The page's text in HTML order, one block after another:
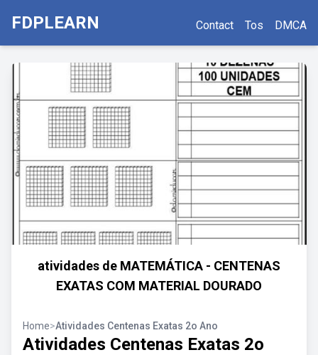
FDPLEARN Contact Tos DMCA
atividades de MATEMÁTICA - CENTENAS
EXATAS COM MATERIAL DOURADO
Home>Atividades Centenas Exatas 2o Ano
Atividades Centenas Exatas 2o